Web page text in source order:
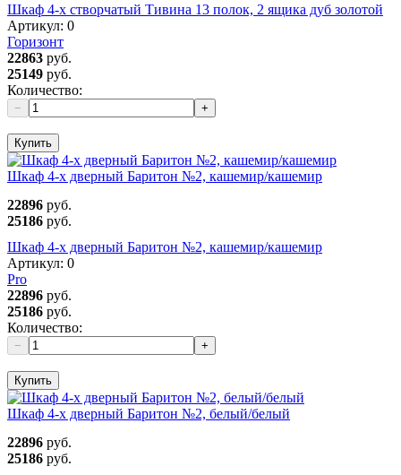
Шкаф 4-х створчатый Тивина 13 полок, 2 ящика дуб золотой
Артикул: 0
Горизонт
22863 руб.
25149 руб.
Количество:
− +
Купить
Шкаф 4-х дверный Баритон №2, кашемир/кашемир
22896 руб.
25186 руб.
Шкаф 4-х дверный Баритон №2, кашемир/кашемир
Артикул: 0
Pro
22896 руб.
25186 руб.
Количество:
− +
Купить
Шкаф 4-х дверный Баритон №2, белый/белый
22896 руб.
25186 руб.